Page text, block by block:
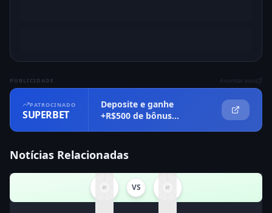
PUBLICIDADE Anunciar aqui
PATROCINADO
SUPERBET
Deposite e ganhe
+R$500 de bônus
Notícias Relacionadas
VS